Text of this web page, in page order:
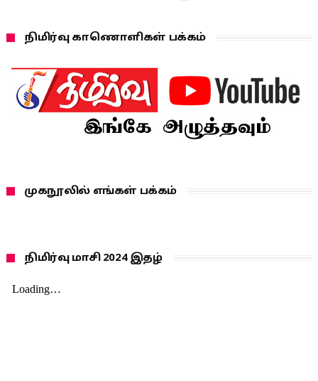
நிமிர்வு காணொளிகள் பக்கம்
முகநூலில் எங்கள் பக்கம்
நிமிர்வு மாசி 2024 இதழ்